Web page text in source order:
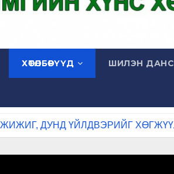
ХӨТӨЛБӨРҮҮД ШИЛЭН ДАНС
ҮЙЛДВЭРИЙГ ХӨГЖҮҮЛЭХ